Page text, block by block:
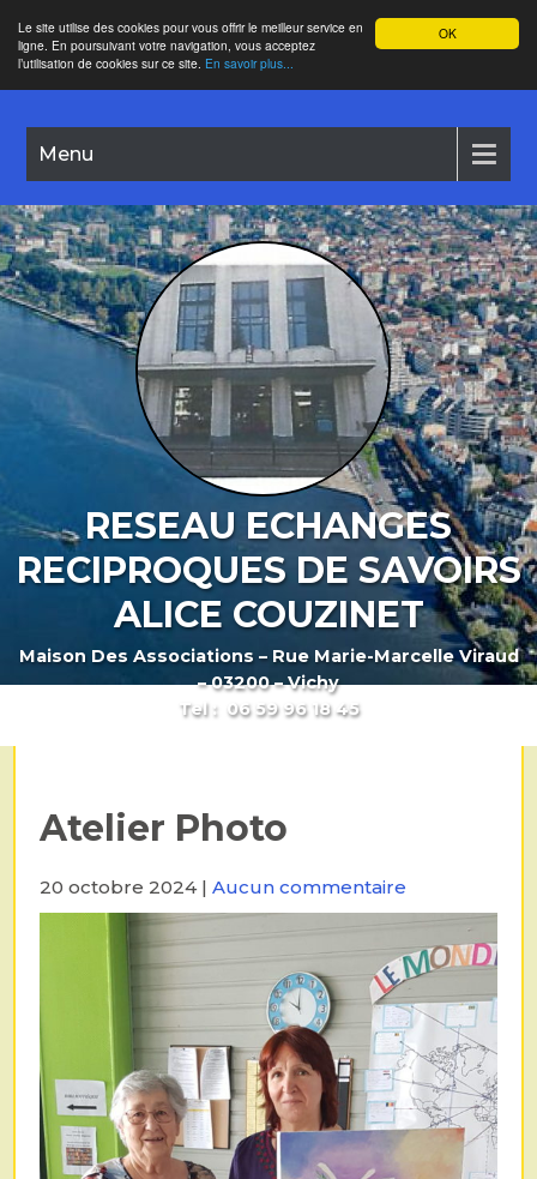
OK
Le site utilise des cookies pour vous offrir le meilleur service en
ligne. En poursuivant votre navigation, vous acceptez
l’utilisation de cookies sur ce site. En savoir plus...
Menu
RESEAU ECHANGES
RECIPROQUES DE SAVOIRS
ALICE COUZINET
Maison Des Associations – Rue Marie-Marcelle Viraud
– 03200 – Vichy
Tel : 06 59 96 18 45
Atelier Photo
20 octobre 2024 |Aucun commentaire